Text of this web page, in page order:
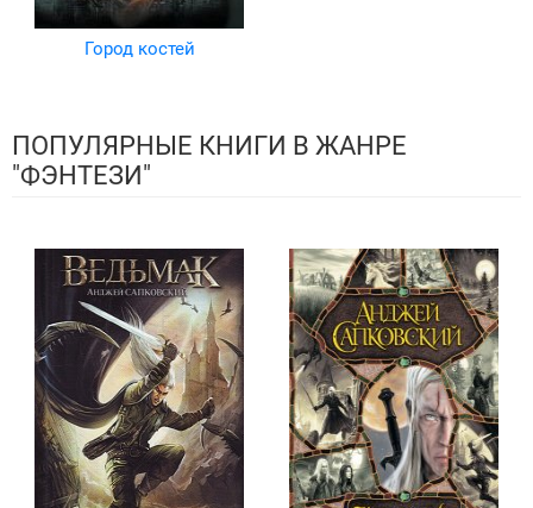
Город костей
ПОПУЛЯРНЫЕ КНИГИ В ЖАНРЕ
"ФЭНТЕЗИ"